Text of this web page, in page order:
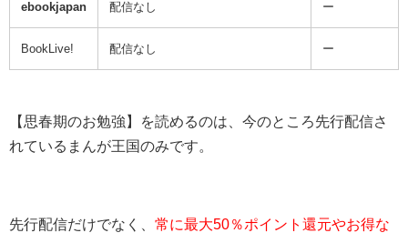
ebookjapan 配信なし ー
BookLive! 配信なし ー
【思春期のお勉強】を読めるのは、今のところ先行配信さ
れているまんが王国のみです。
先行配信だけでなく、 常に最大50％ポイント還元やお得な